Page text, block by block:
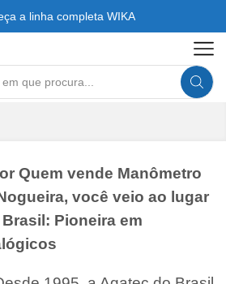
a linha completa WIKA
Search
Quem vende Manômetro
você veio ao lugar
Pioneira em